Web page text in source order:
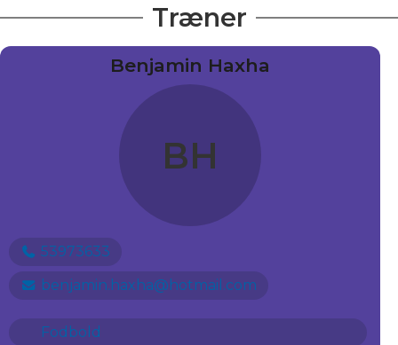
Træner
Benjamin Haxha
BH
53973633
benjamin.haxha@hotmail.com
Fodbold